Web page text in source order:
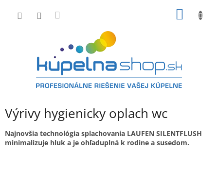
Výrivy hygienicky oplach wc
Najnovšia technológia splachovania LAUFEN SILENTFLUSH
minimalizuje hluk a je ohľaduplná k rodine a susedom.